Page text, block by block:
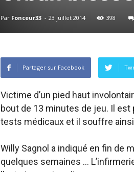
Par Fonceur33 - 23 juillet 2014 398
Partager sur Facebook
Victime d’un pied haut
bout de 13 minutes de jeu. Il
tests médicaux et il souffre
Willy Sagnol a indiqué en fin de
quelques semaines …